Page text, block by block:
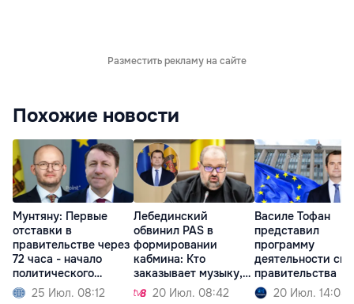
Разместить рекламу на сайте
Похожие новости
Мунтяну: Первые
отставки в
правительстве через
72 часа - начало
политического
кризиса
25 Июл. 08:12
Лебединский
обвинил PAS в
формировании
кабмина: Кто
заказывает музыку,
тот и танцует
20 Июл. 08:42
Василе Тофан
представил
программу
деятельности
правительства
20 Июл. 14:08